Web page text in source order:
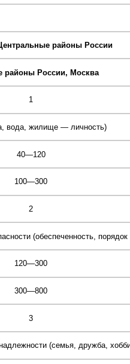
районы России
районы России, Москва
1
вода, жилище — личность)
40—120
100—300
2
(обеспеченность,
120—300
300—800
3
(семья, дружба,